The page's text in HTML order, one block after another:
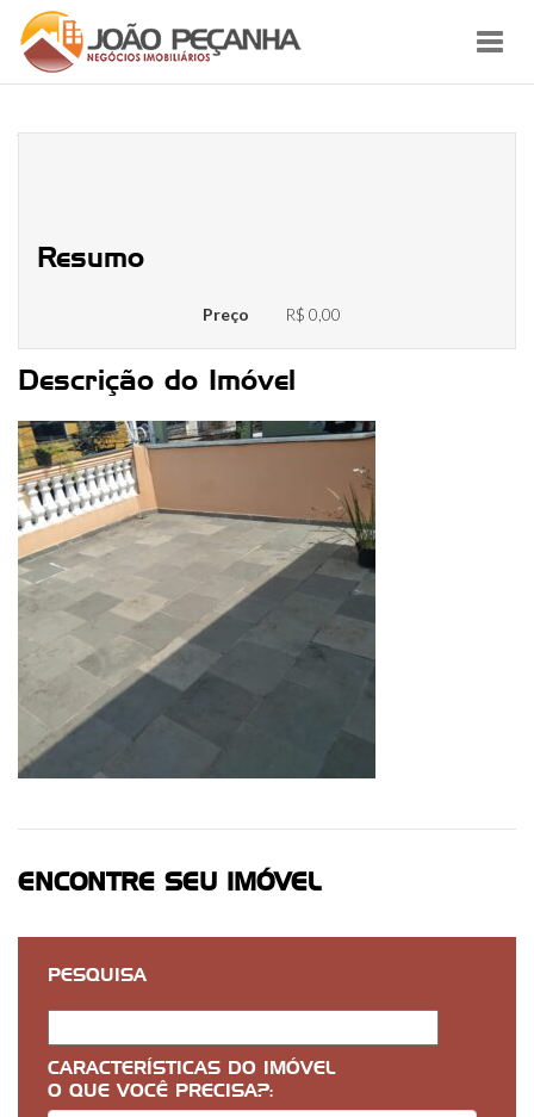
Resumo
Preço R$ 0,00
Descrição do Imóvel
ENCONTRE SEU IMÓVEL
PESQUISA
CARACTERÍSTICAS DO IMÓVEL
O QUE VOCÊ PRECISA?: